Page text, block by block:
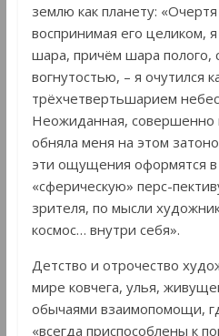
землю как планету:
воспринимая его целиком,
шара, причём шара полого,
вогнутостью, – я очутился
трёхчетвертьшарием
Неожиданная, совершенно
обняла меня на этом
эти ощущения оформятся
«сферическую» перс-
зрителя, по мысли
космос… внутри себя».
Детство и отрочество
мире ковчега, улья,
обычаями взаимопомощи,
«всегда приспособлены к